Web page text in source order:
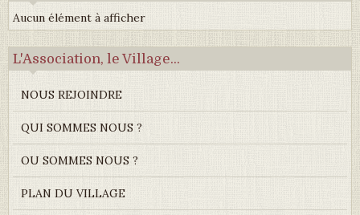
Aucun élément à afficher
L'Association, le Village...
NOUS REJOINDRE
QUI SOMMES NOUS ?
OU SOMMES NOUS ?
PLAN DU VILLAGE